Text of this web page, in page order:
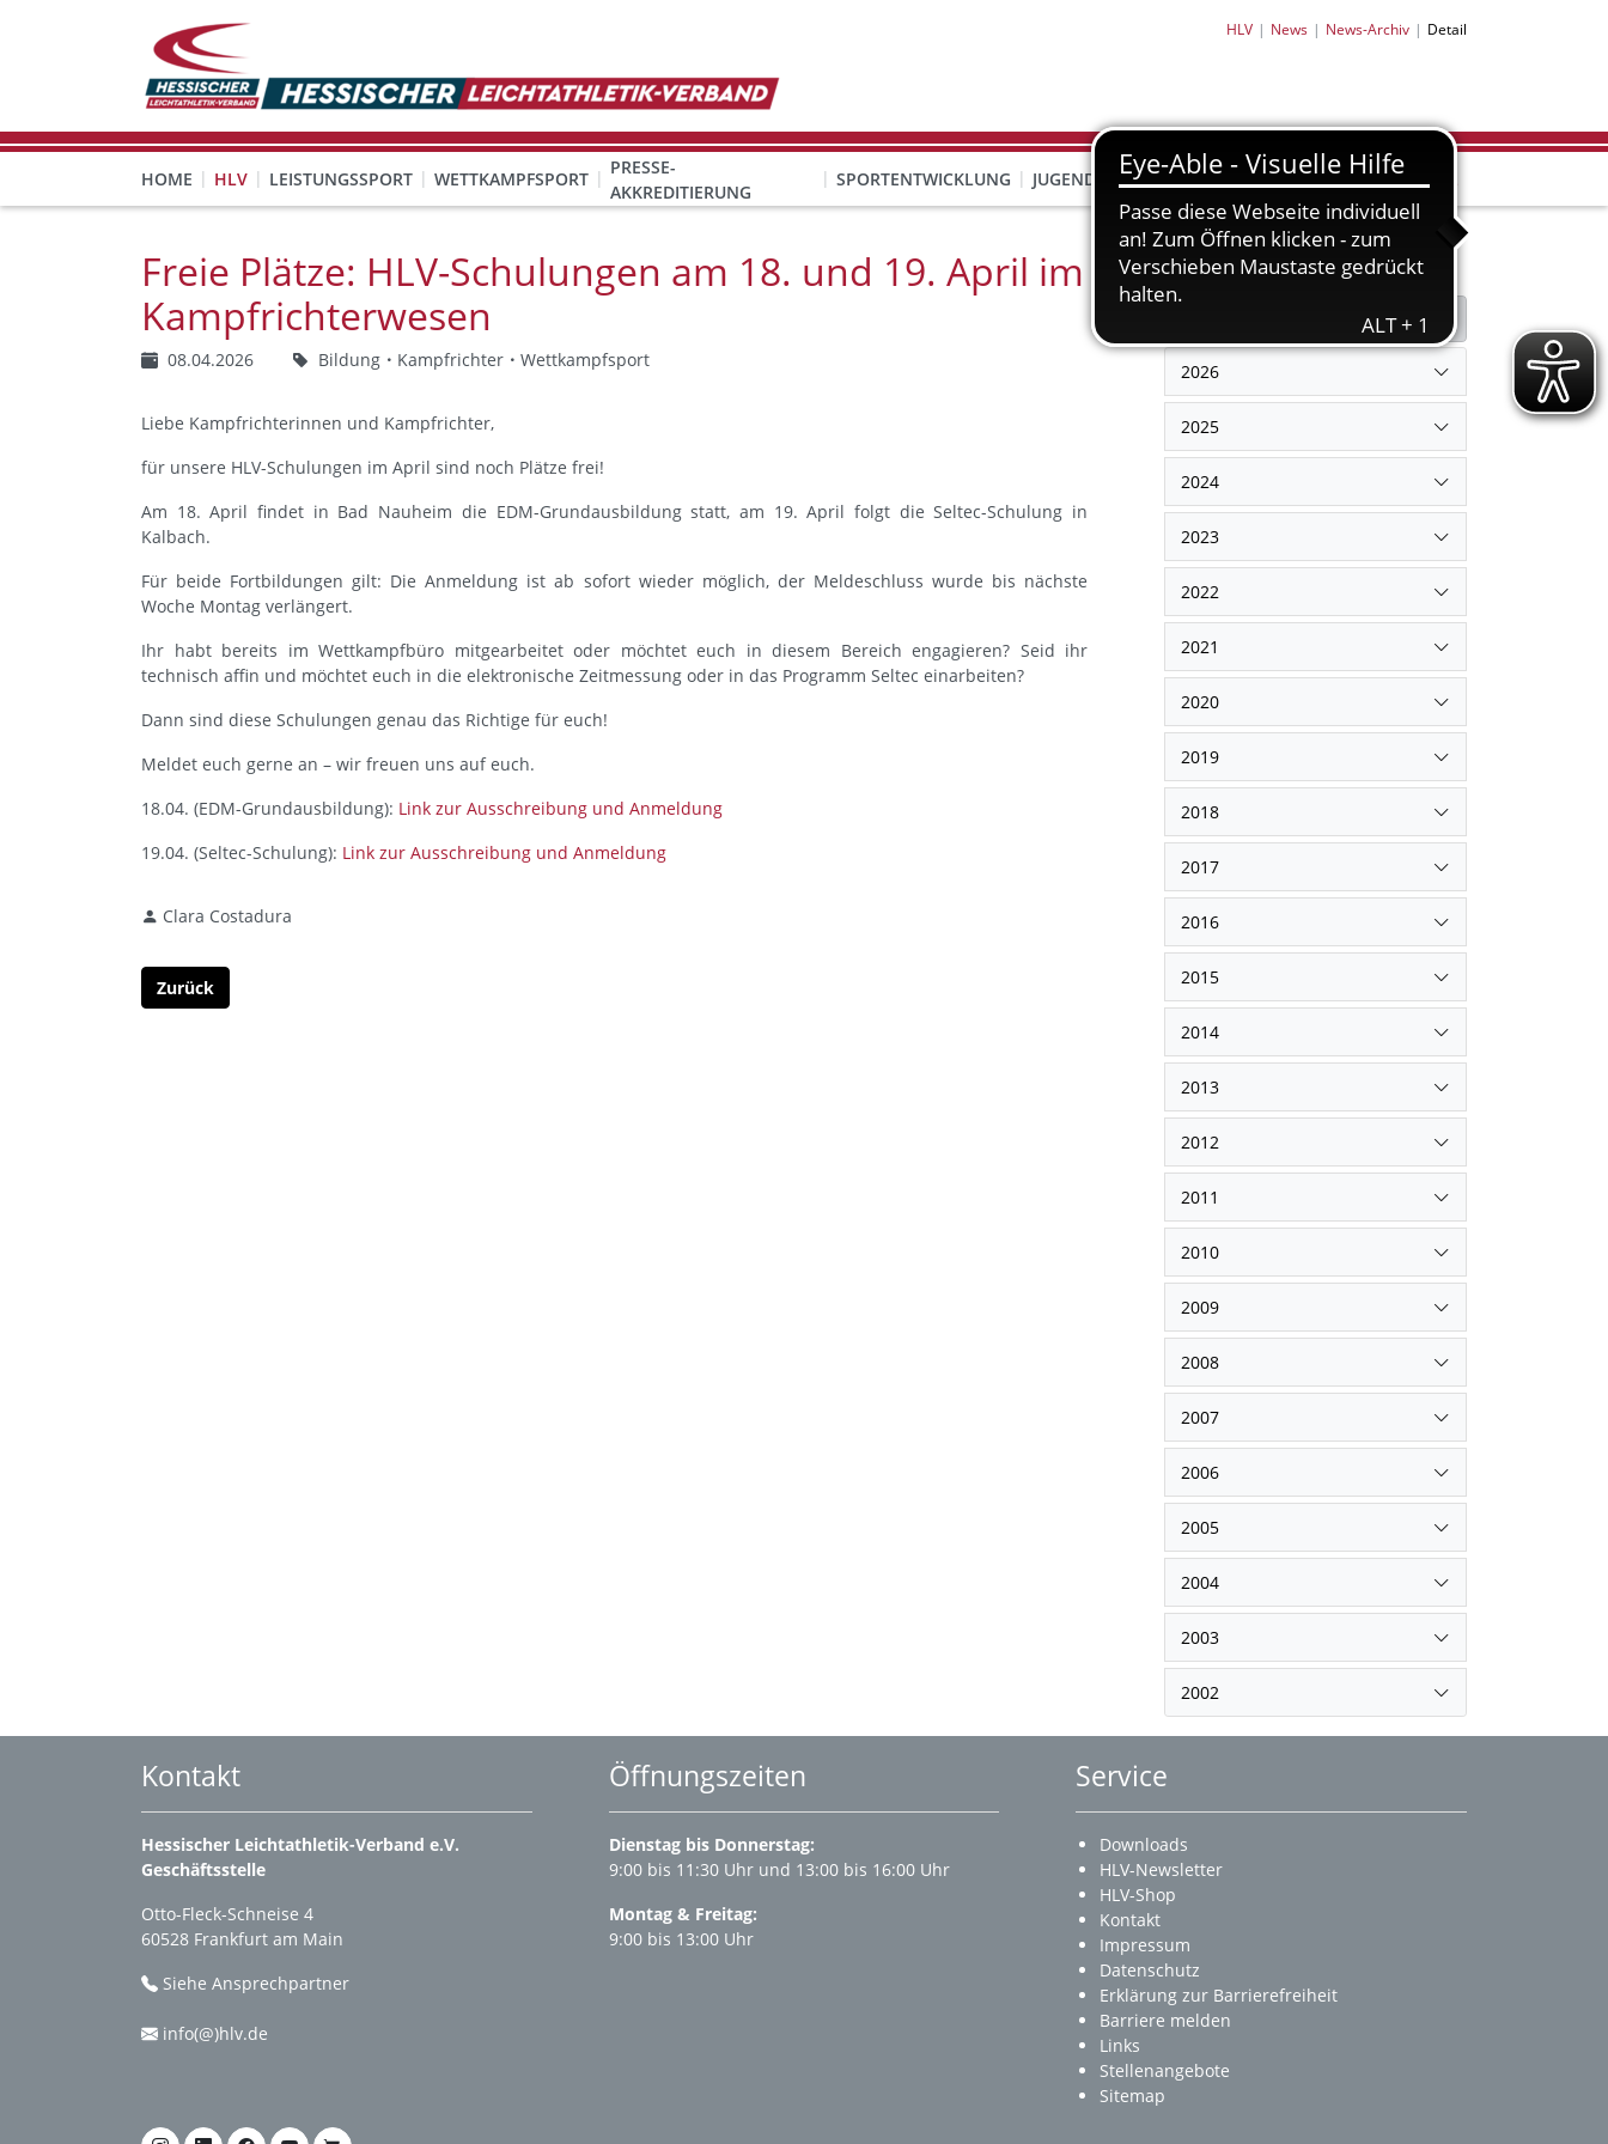
HLV News News-Archiv Detail
HOME HLV LEISTUNGSSPORT WETTKAMPFSPORT
PRESSE-
AKKREDITIERUNG
SPORTENTWICKLUNG JUGEND BILDUNG
HLV-
PARTNER
HLV-
SHOP
Freie Plätze: HLV-Schulungen am 18. und 19. April im
Kampfrichterwesen
08.04.2026 Bildung Kampfrichter Wettkampfsport
Liebe Kampfrichterinnen und Kampfrichter,
für unsere HLV-Schulungen im April sind noch Plätze frei!
Am 18. April findet in Bad Nauheim die EDM-Grundausbildung statt, am 19. April folgt die Seltec-Schulung in
Kalbach.
Für beide Fortbildungen gilt: Die Anmeldung ist ab sofort wieder möglich, der Meldeschluss wurde bis nächste
Woche Montag verlängert.
Ihr habt bereits im Wettkampfbüro mitgearbeitet oder möchtet euch in diesem Bereich engagieren? Seid ihr
technisch affin und möchtet euch in die elektronische Zeitmessung oder in das Programm Seltec einarbeiten?
Dann sind diese Schulungen genau das Richtige für euch!
Meldet euch gerne an – wir freuen uns auf euch.
18.04. (EDM-Grundausbildung): Link zur Ausschreibung und Anmeldung
19.04. (Seltec-Schulung): Link zur Ausschreibung und Anmeldung
Clara Costadura
Zurück
Filter
2026
2025
2024
2023
2022
2021
2020
2019
2018
2017
2016
2015
2014
2013
2012
2011
2010
2009
2008
2007
2006
2005
2004
2003
2002
Kontakt
Hessischer Leichtathletik-Verband e.V.
Geschäftsstelle
Otto-Fleck-Schneise 4
60528 Frankfurt am Main
Siehe Ansprechpartner
info(@)hlv.de
Öffnungszeiten
Dienstag bis Donnerstag:
9:00 bis 11:30 Uhr und 13:00 bis 16:00 Uhr
Montag & Freitag:
9:00 bis 13:00 Uhr
Service
Downloads
HLV-Newsletter
HLV-Shop
Kontakt
Impressum
Datenschutz
Erklärung zur Barrierefreiheit
Barriere melden
Links
Stellenangebote
Sitemap